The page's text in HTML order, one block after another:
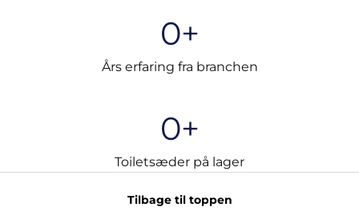
0+
Års erfaring fra branchen
0+
Toiletsæder på lager
Tilbage til toppen